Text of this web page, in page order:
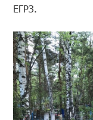
ЕГРЗ.